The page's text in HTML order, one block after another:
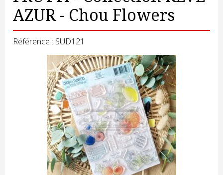
AZUR - Chou Flowers
Référence : SUD121